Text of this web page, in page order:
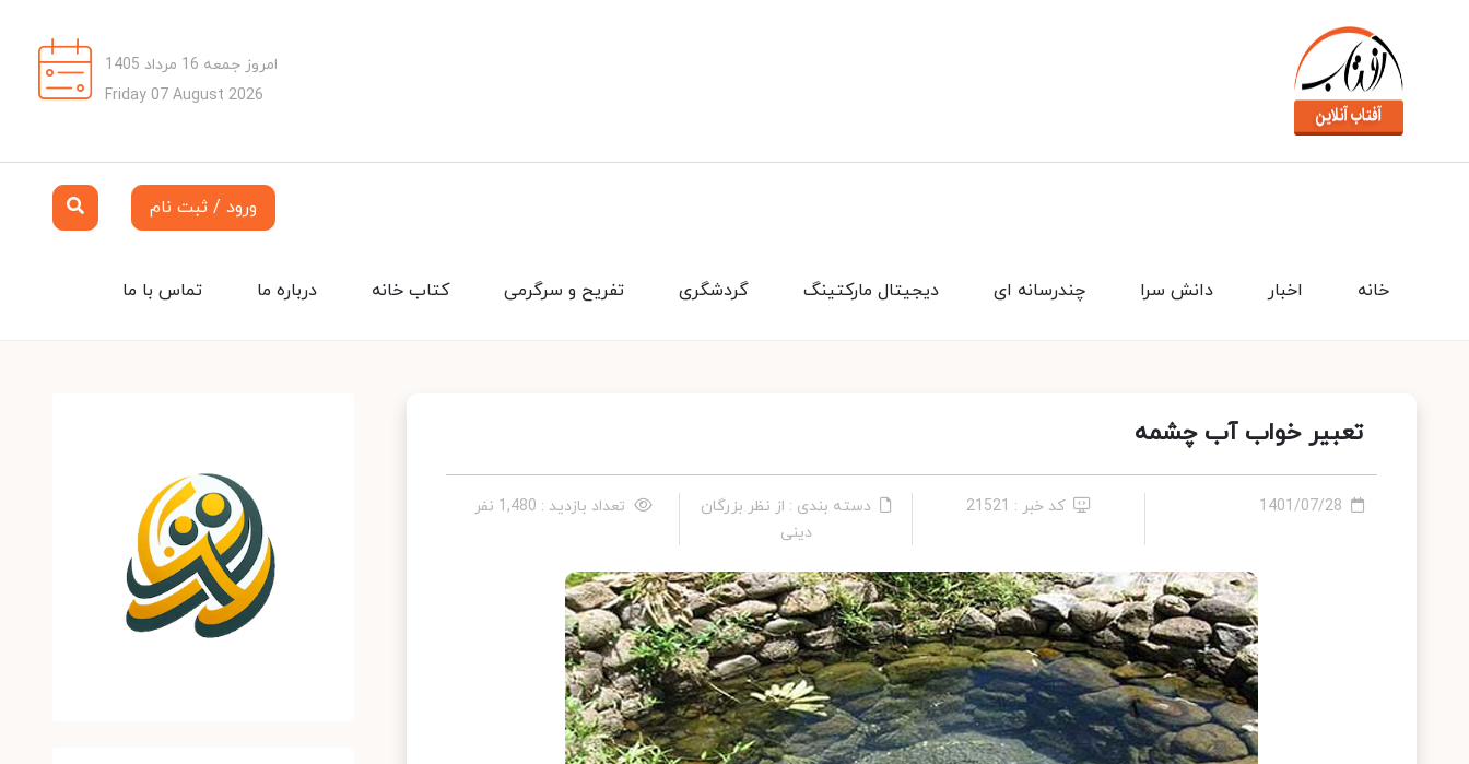
امروز جمعه 16 مرداد 1405
Friday 07 August 2026
ورود / ثبت نام
تماس با ما درباره ما کتاب خانه تفریح و سرگرمی گردشگری دیجیتال مارکتینگ چندرسانه ای دانش سرا اخبار خانه
تعبیر خواب آب چشمه
1401/07/28 کد خبر : 21521
دسته بندی : از نظر بزرگان
دینی
تعداد بازدید : 1,480 نفر